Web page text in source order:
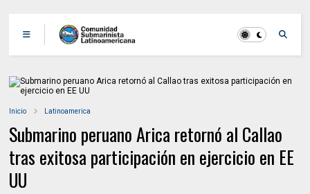
Inicio Latinoamerica
Submarino peruano Arica retornó al Callao
tras exitosa participación en ejercicio en EE
UU